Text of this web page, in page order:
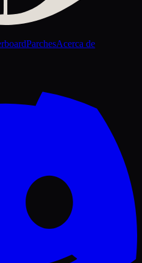
ParchesAcerca de